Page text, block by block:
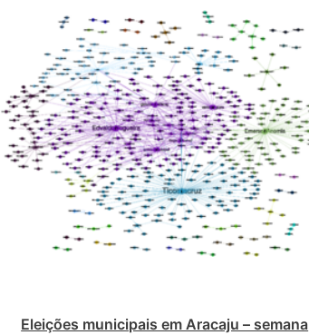
Eleições municipais em Aracaju – semana